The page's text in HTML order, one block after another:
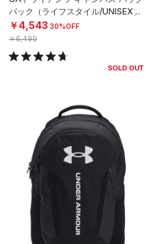
パック（ライフスタイル/UNISEX）
￥4,543 30%OFF
￥6,490
SOLD OUT